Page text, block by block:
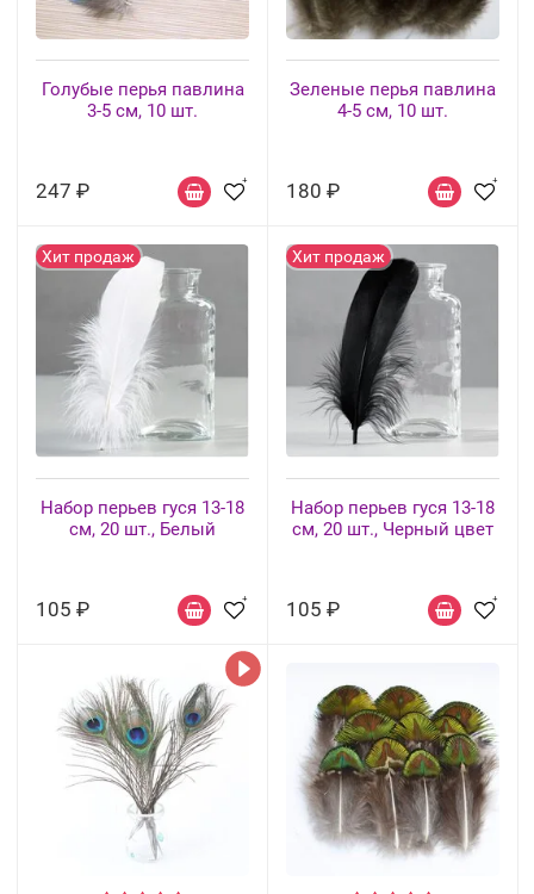
Голубые перья павлина
3-5 см, 10 шт.
247 ₽
Зеленые перья павлина
4-5 см, 10 шт.
180 ₽
Хит продаж
Набор перьев гуся 13-18
см, 20 шт., Белый
105 ₽
Хит продаж
Набор перьев гуся 13-18
см, 20 шт., Черный цвет
105 ₽